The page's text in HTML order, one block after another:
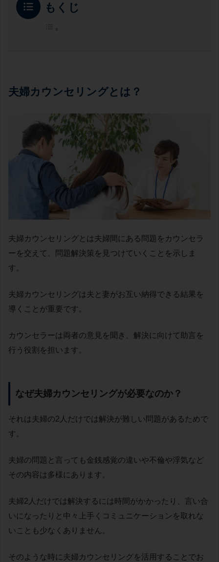
もくじ
夫婦カウンセリングとは？
夫婦カウンセリングとは夫婦間にある問題をカウンセラ
ーを交えて、問題解決策を見つけていくことを示しま
す。
夫婦カウンセリングは夫と妻がお互い納得できる結果を
導くことが重要です。
カウンセラーは両者の意見を聞き、解決に向けて助言を
行う役割を担います。
なぜ夫婦カウンセリングが必要なのか？
それは夫婦の2人だけでは解決が難しい問題があるためで
す。
夫婦の問題と言っても金銭感覚の違いや不倫や浮気など
その内容は多様にあります。
夫婦2人だけでは解決するには時間がかかったり、言い合
いになったりと中々上手くコミュニケーションを取れな
いことも少なくありません。
そのような時に夫婦カウンセリングを活用することでお